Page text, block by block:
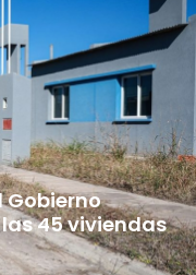
Gobierno
45 viviendas